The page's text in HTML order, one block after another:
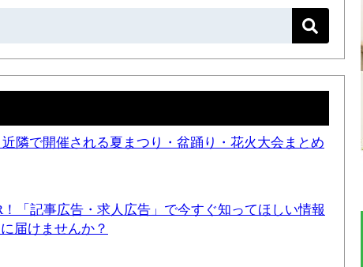
近隣で開催される夏まつり・盆踊り・花火大会まとめ
「記事広告・求人広告」で今すぐ知ってほしい情報
届けませんか？